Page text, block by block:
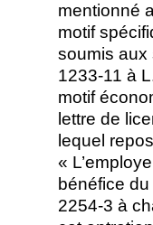
mentionné
motif
soumis aux
1233-11 à
motif
lettre de
lequel
«
bénéfice
2254-3 à